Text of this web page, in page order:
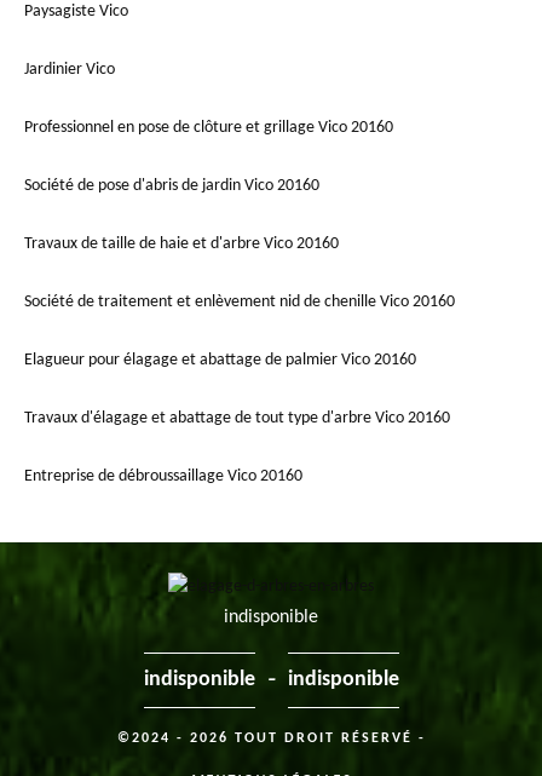
Paysagiste Vico
Jardinier Vico
Professionnel en pose de clôture et grillage Vico 20160
Société de pose d'abris de jardin Vico 20160
Travaux de taille de haie et d'arbre Vico 20160
Société de traitement et enlèvement nid de chenille Vico 20160
Elagueur pour élagage et abattage de palmier Vico 20160
Travaux d'élagage et abattage de tout type d'arbre Vico 20160
Entreprise de débroussaillage Vico 20160
indisponible
indisponible - indisponible
©2024 - 2026 TOUT DROIT RÉSERVÉ -